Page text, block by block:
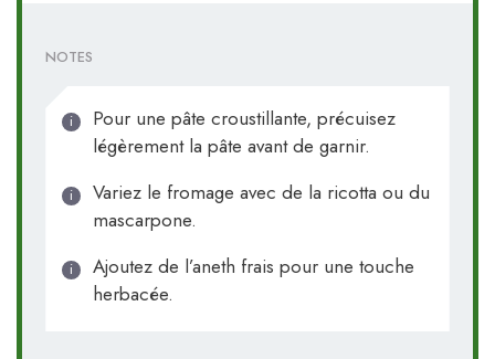
NOTES
Pour une pâte croustillante, précuisez
légèrement la pâte avant de garnir.
Variez le fromage avec de la ricotta ou du
mascarpone.
Ajoutez de l’aneth frais pour une touche
herbacée.